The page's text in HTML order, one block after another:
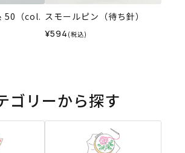
50（col. スモールピン（待ち針）
¥594 (税込)
ゴリーから探す